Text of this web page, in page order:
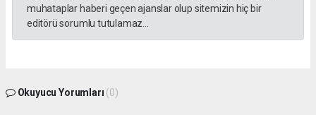
muhataplar haberi geçen ajanslar olup sitemizin hiç bir
editörü sorumlu tutulamaz...
Okuyucu Yorumları (0)